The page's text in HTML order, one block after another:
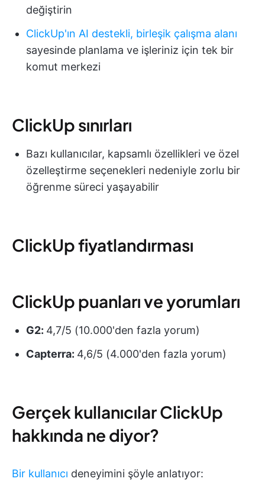
değiştirin
ClickUp'ın AI destekli, birleşik çalışma alanı
sayesinde planlama ve işleriniz için tek bir
komut merkezi
ClickUp sınırları
Bazı kullanıcılar, kapsamlı özellikleri ve özel
özelleştirme seçenekleri nedeniyle zorlu bir
öğrenme süreci yaşayabilir
ClickUp fiyatlandırması
ClickUp puanları ve yorumları
G2: 4,7/5 (10.000'den fazla yorum)
Capterra: 4,6/5 (4.000'den fazla yorum)
Gerçek kullanıcılar ClickUp
hakkında ne diyor?
Bir kullanıcı deneyimini şöyle anlatıyor: